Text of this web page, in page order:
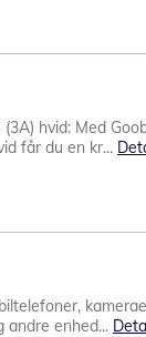
hvid: Med
får du en kr...
andre enhed...